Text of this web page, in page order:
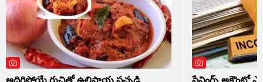
అదిరిపోయే రుచితో ఉల్లిపాయ పచ్చడి..
సేవింగ్స్ అకౌంట్లో